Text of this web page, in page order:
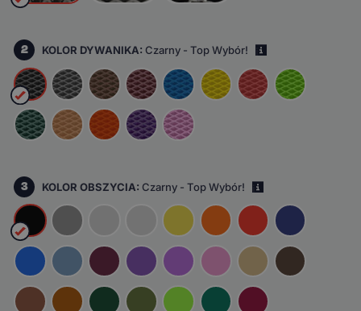
2 KOLOR DYWANIKA:Czarny - Top Wybór!
3 KOLOR OBSZYCIA:Czarny - Top Wybór!